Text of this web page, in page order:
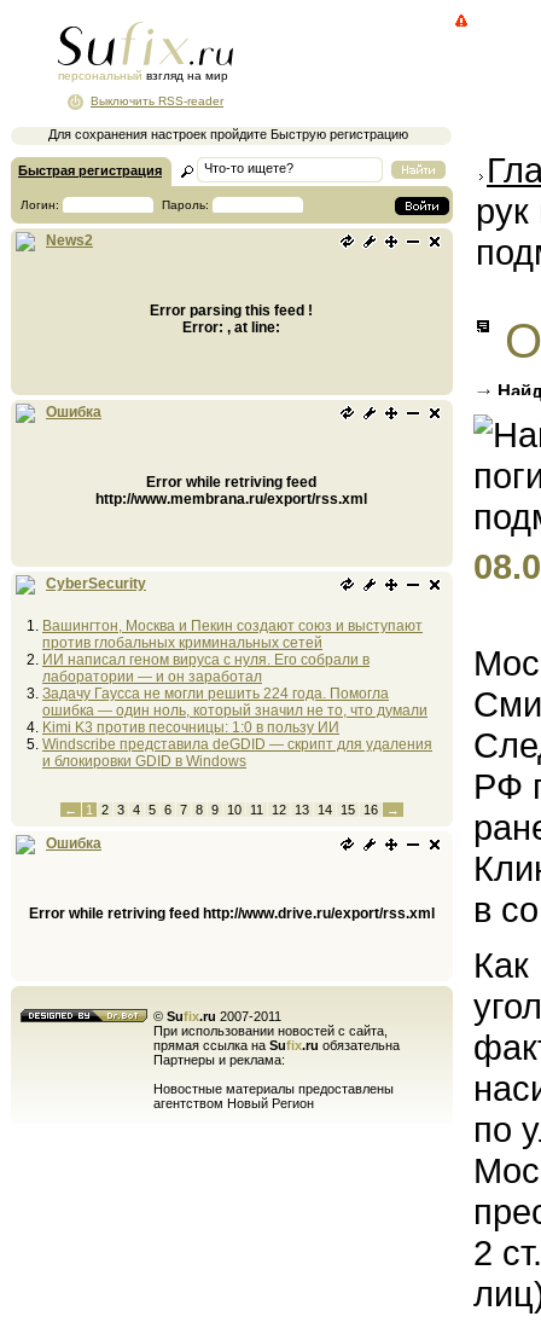
персональный взгляд на мир
Для сохранения настроек пройдите Быструю регистрацию
Выключить RSS-reader
Быстрая регистрация
Логин: Пароль:
News2
Error parsing this feed !
Error: , at line:
Ошибка
Error while retriving feed
http://www.membrana.ru/export/rss.xml
CyberSecurity
Вашингтон, Москва и Пекин создают союз и выступают
против глобальных криминальных сетей
ИИ написал геном вируса с нуля. Его собрали в
лаборатории — и он заработал
Задачу Гаусса не могли решить 224 года. Помогла
ошибка — один ноль, который значил не то, что думали
Kimi K3 против песочницы: 1:0 в пользу ИИ
Windscribe представила deGDID — скрипт для удаления
и блокировки GDID в Windows
← 1 2 3 4 5 6 7 8 9 10 11 12 13 14 15 16 →
Ошибка
Error while retriving feed http://www.drive.ru/export/rss.xml
© Sufix.ru 2007-2011
При использовании новостей с сайта,
прямая ссылка на Sufix.ru обязательна
Партнеры и реклама:
Новостные материалы предоставлены
агентством Новый Регион
Клину
РФ
в
по
2